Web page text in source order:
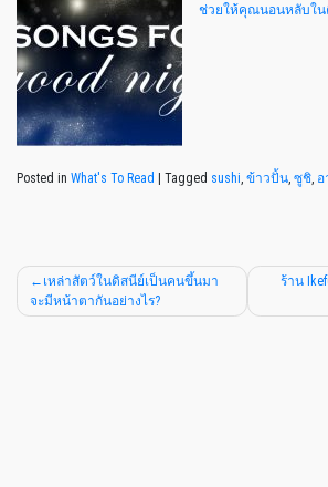
ช่วยให้คุณนอนหลับใน
Posted in What's To Read | Tagged sushi ข้าวปั้น ซูชิ อ
เหล่าสัตว์ในดิสนีย์เป็นคนขึ้นมา
จะมีหน้าตากันอย่างไร?
ร้าน